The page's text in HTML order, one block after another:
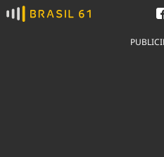
Ver todas as notícias